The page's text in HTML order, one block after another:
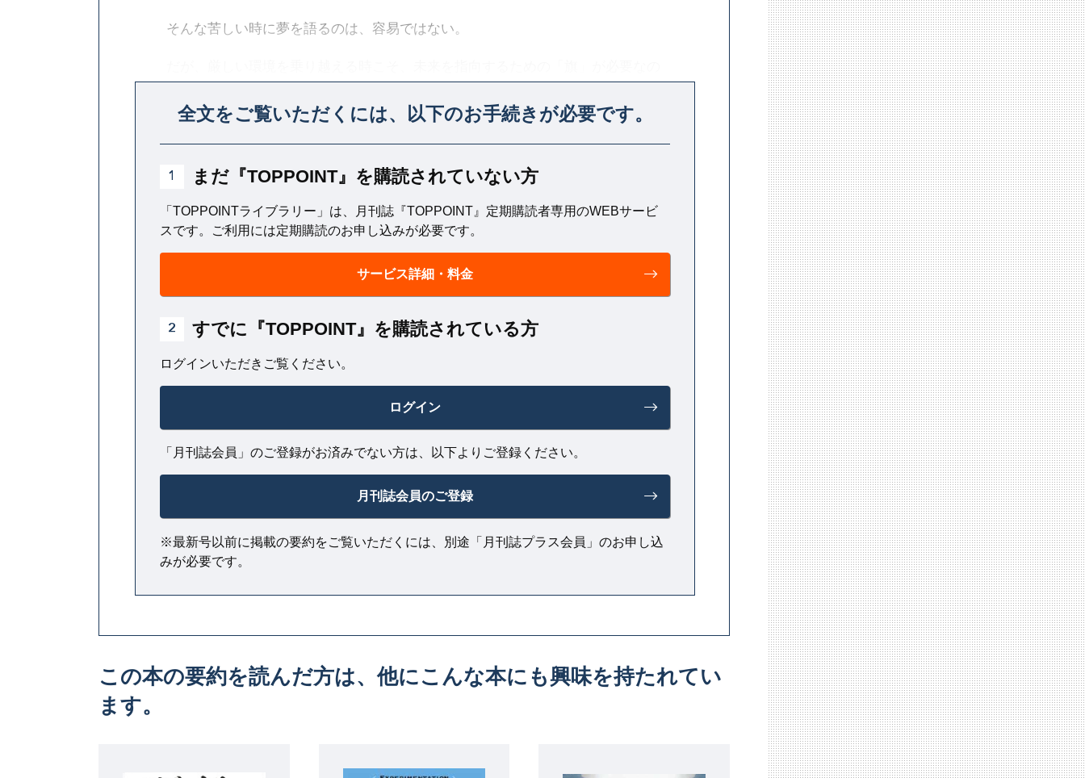
そんな苦しい時に夢を語るのは、容易ではない。
第一歩なのである。
全文をご覧いただくには、 以下のお手続きが必要です。
1 まだ『TOPPOINT』を購読されていない方
「TOPPOINTライブラリー」は、月刊誌『TOPPOINT』定期購読者専用のWEBサービ
スです。ご利用には定期購読のお申し込みが必要です。
サービス詳細・料金
2 すでに『TOPPOINT』を購読されている方
ログインいただきご覧ください。
ログイン
「月刊誌会員」のご登録がお済みでない方は、以下よりご登録ください。
月刊誌会員のご登録
※最新号以前に掲載の要約をご覧いただくには、別途「月刊誌プラス会員」のお申し込
みが必要です。
この本の要約を読んだ方は、他にこんな本にも興味を持たれてい
ます。